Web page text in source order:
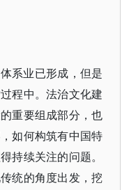
系业已形成，但是
程中。法治文化建
重要组成部分，也
如何构筑有中国特
持续关注的问题。
统的角度出发，挖